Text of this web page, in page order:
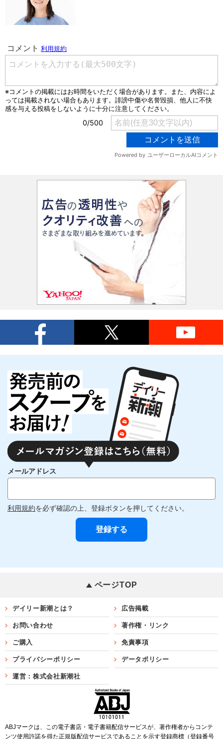
メールアドレス
利用規約を必ず確認の上、登録ボタンを押してください。
ページTOP
デイリー新潮とは？ 広告掲載
お問い合わせ 著作権・リンク
ご購入 免責事項
プライバシーポリシー データポリシー
運営：株式会社新潮社
ABJマークは、この電子書店・電子書籍配信サービスが、著作権者からコンテ
ンツ使用許諾を得た正規版配信サービスであることを示す登録商標（登録番号